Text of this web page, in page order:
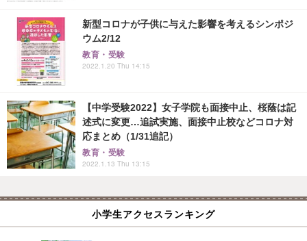
新型コロナが子供に与えた影響を考えるシンポジ
ウム2/12
教育・受験
2022.1.20 Thu 14:15
【中学受験2022】女子学院も面接中止、桜蔭は記
述式に変更…追試実施、面接中止校などコロナ対
応まとめ（1/31追記）
教育・受験
2022.1.13 Thu 13:15
小学生アクセスランキング